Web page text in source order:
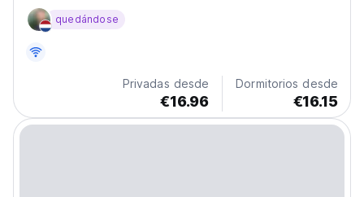
Explora playas y selvas tropicales, un lugar perfecto
para experimentar la pura vida. (Auto-translated from
quedándose
Privadas desde
€16.96
Dormitorios desde
€16.15